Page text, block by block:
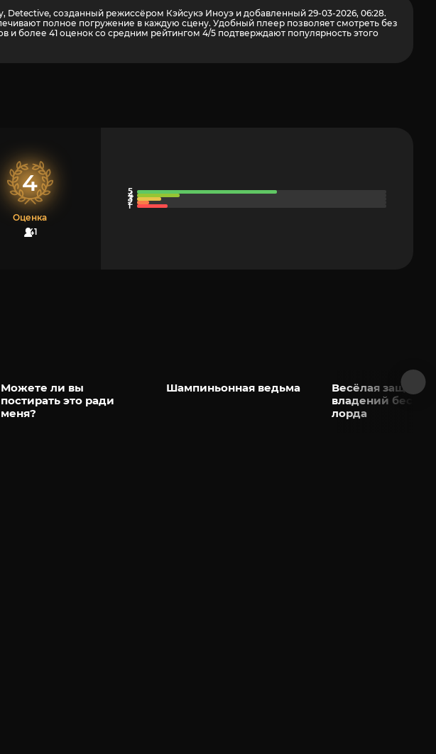
созданный режиссёром Кэйсукэ Иноуэ и добавленный 29-03-2026, 06:28.
полное погружение в каждую сцену. Удобный плеер позволяет смотреть без
и более 41 оценок со средним рейтингом 4/5 подтверждают популярность этого
4
Оценка
41
Можете ли вы
постирать это ради
меня?
Шампиньонная ведьма
Весёлая защита
владений
лорда